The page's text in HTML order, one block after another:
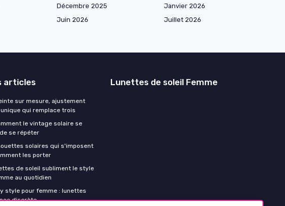
Décembre 2025
Janvier 2026
Juin 2026
Juillet 2026
articles
sur mesure, ajustement
qui remplace trois
le vintage solaire se
se répéter
solaires qui s'imposent
les porter
de soleil subliment le style
au quotidien
style pour femme : lunettes
discrète
Lunettes de soleil Femme